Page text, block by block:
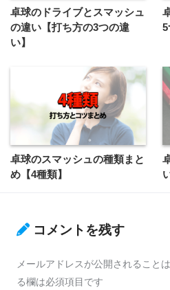
卓球のドライブとスマッシュ
の違い【打ち方の3つの違
い】
5
卓球のスマッシュの種類まと
め【4種類】
コメントを残す
メールアドレスが公開されること
る欄は必須項目です